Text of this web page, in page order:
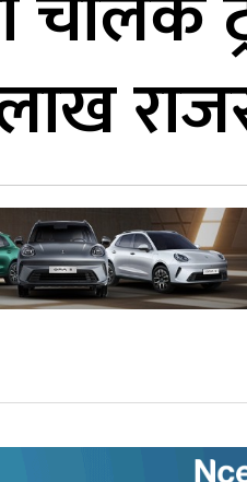
लाख